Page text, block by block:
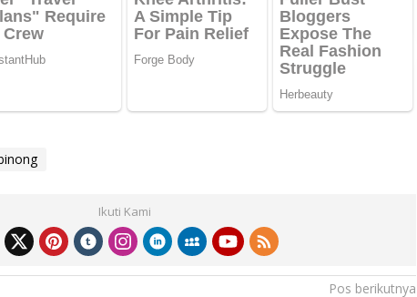
Ikuti Kami
Pos berikutnya